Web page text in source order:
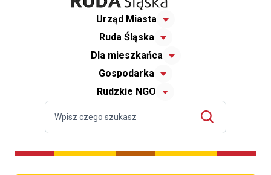
Urząd Miasta
Ruda Śląska
Dla mieszkańca
Gospodarka
Rudzkie NGO